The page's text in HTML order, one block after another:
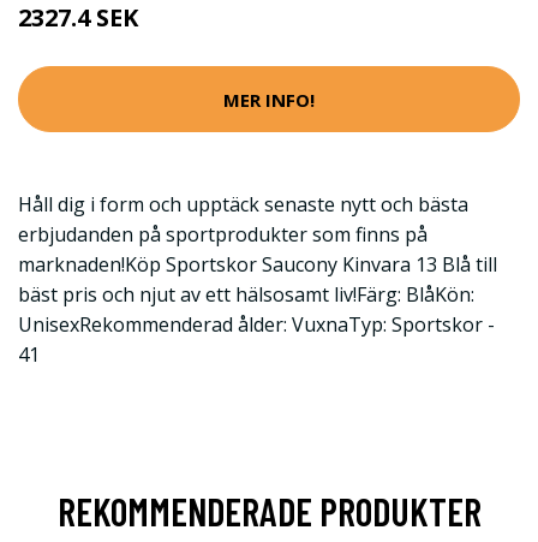
2327.4 SEK
MER INFO!
Håll dig i form och upptäck senaste nytt och bästa
erbjudanden på sportprodukter som finns på
marknaden!Köp Sportskor Saucony Kinvara 13 Blå till
bäst pris och njut av ett hälsosamt liv!Färg: BlåKön:
UnisexRekommenderad ålder: VuxnaTyp: Sportskor -
41
REKOMMENDERADE PRODUKTER